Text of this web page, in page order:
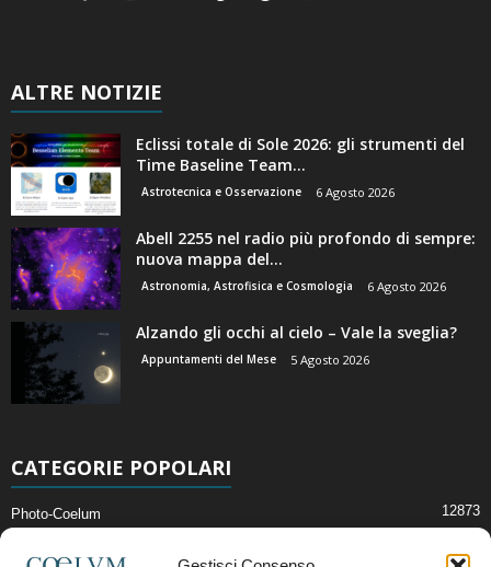
ALTRE NOTIZIE
Eclissi totale di Sole 2026: gli strumenti del
Time Baseline Team...
Astrotecnica e Osservazione 6 Agosto 2026
Abell 2255 nel radio più profondo di sempre:
nuova mappa del...
Astronomia, Astrofisica e Cosmologia 6 Agosto 2026
Alzando gli occhi al cielo – Vale la sveglia?
Appuntamenti del Mese 5 Agosto 2026
CATEGORIE POPOLARI
Photo-Coelum 12873